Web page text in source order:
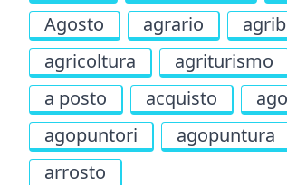
Agosto
agrario
agricoltura
agriturismo
a posto
acquisto ago
agopuntori
agopuntura
arrosto